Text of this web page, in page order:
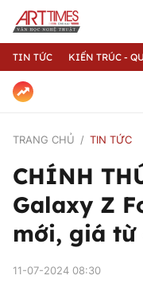
TIN TỨC KIẾN TRÚC -
TRANG CHỦ TIN TỨC
CHÍNH
Galaxy Z
mới, giá từ
11-07-2024 08:30